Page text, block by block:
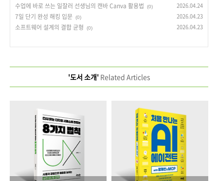
수업에 바로 쓰는 일잘러 선생님의 캔바 Canva 활용법 (0) 2026.04.24
7일 단기 완성 해킹 입문 (0) 2026.04.23
소프트웨어 설계의 결합 균형 (0) 2026.04.23
'도서 소개'Related Articles